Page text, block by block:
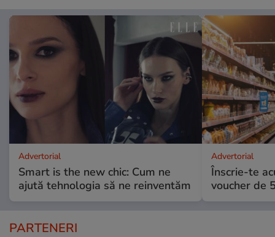
Advertorial
Smart is the new chic: Cum ne
ajută tehnologia să ne reinventăm
Advertorial
Înscrie-te
voucher de
PARTENERI